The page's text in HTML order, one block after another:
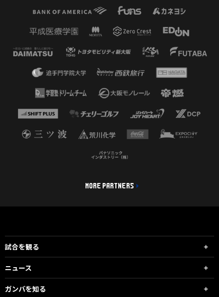
MORE PARTNERS
試合を観る
ニュース
ガンバを知る